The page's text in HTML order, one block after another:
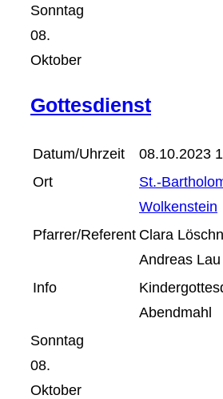
Sonntag
08.
Oktober
Gottesdienst
Datum/Uhrzeit
08.10.2023
Ort
St.-
Wolkenstein
Pfarrer/Referent Clara
Andreas Lau
Info
Abendmahl
Sonntag
08.
Oktober